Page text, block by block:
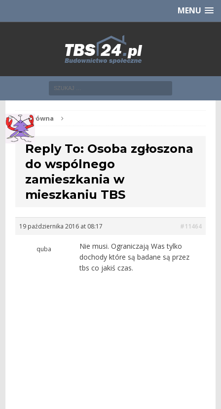
CHCĘ [klik]MENU
Str. główna
Reply To: Osoba zgłoszona
do wspólnego
zamieszkania w
mieszkaniu TBS
19 października 2016 at 08:17 #11464
quba
Nie musi. Ograniczają Was tylko
dochody które są badane są przez
tbs co jakiś czas.